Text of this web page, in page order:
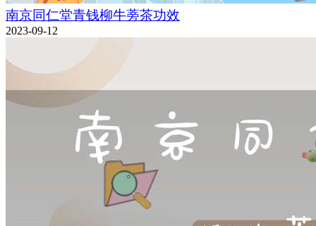
南京同仁堂青钱柳牛蒡茶功效
2023-09-12